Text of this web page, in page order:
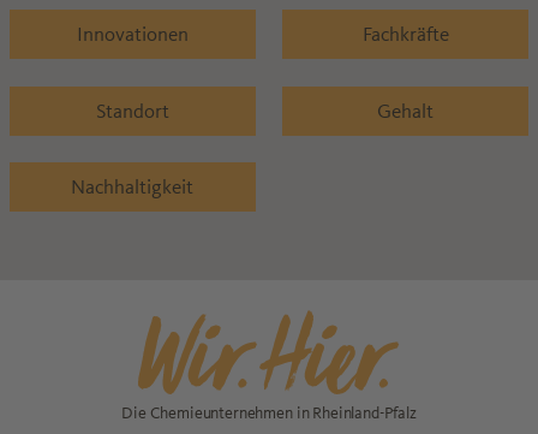
Innovationen Fachkräfte
Standort Gehalt
Nachhaltigkeit
Die Chemieunternehmen in Rheinland-Pfalz